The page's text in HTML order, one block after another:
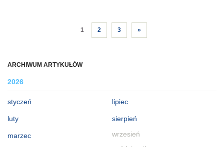
ARCHIWUM ARTYKUŁÓW
2026
styczeń
luty
marzec
lipiec
sierpień
wrzesień
1 2 3 »